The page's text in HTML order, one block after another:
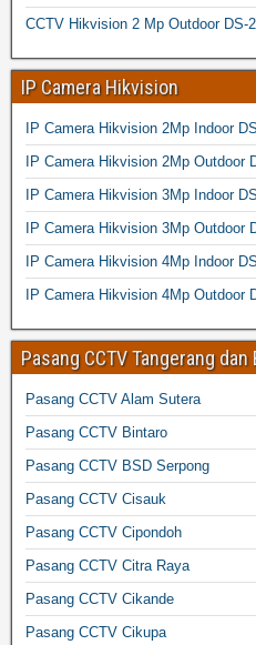
CCTV Hikvision 2 Mp Outdoor DS-
IP Camera Hikvision
IP Camera Hikvision 2Mp Indoor
IP Camera Hikvision 2Mp Outdoor
IP Camera Hikvision 3Mp Indoor
IP Camera Hikvision 3Mp Outdoor
IP Camera Hikvision 4Mp Indoor
IP Camera Hikvision 4Mp Outdoor
Pasang CCTV Tangerang dan
Pasang CCTV Alam Sutera
Pasang CCTV Bintaro
Pasang CCTV BSD Serpong
Pasang CCTV Cisauk
Pasang CCTV Cipondoh
Pasang CCTV Citra Raya
Pasang CCTV Cikande
Pasang CCTV Cikupa